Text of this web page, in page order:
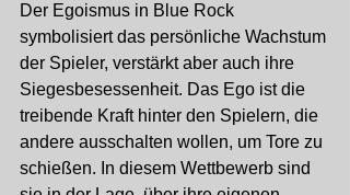
Der Egoismus in Blue Rock
symbolisiert das persönliche Wachstum
der Spieler, verstärkt aber auch ihre
Siegesbesessenheit. Das Ego ist die
treibende Kraft hinter den Spielern, die
andere ausschalten wollen, um Tore zu
schießen. In diesem Wettbewerb sind